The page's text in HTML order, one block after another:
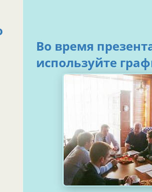
Во время
используйте